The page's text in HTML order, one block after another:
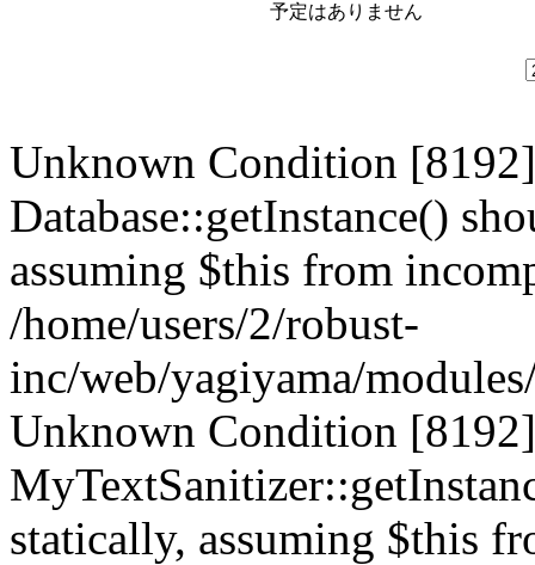
予定はありません
Unknown Condition
Database::getInstance()
assuming $this from
/home/users/2/robust-
inc/web/yagiyama/
Unknown Condition
statically, assuming $this